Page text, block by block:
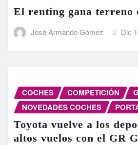
El renting gana terreno
José Armando Gómez Dic
COCHES COMPETICIÓN
NOVEDADES COCHES
Toyota vuelve a los
altos vuelos con el GR